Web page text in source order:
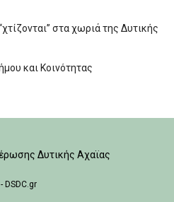
στα χωριά της Δυτικής
και Κοινότητας
DSDC.gr